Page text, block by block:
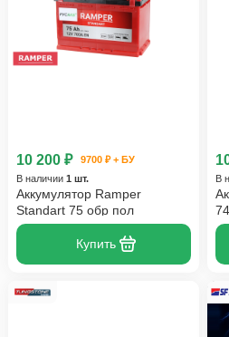
10 200 ₽
9700 ₽ + БУ
В наличии 1 шт.
Аккумулятор Ramper
Standart 75 обр пол
Купить
В